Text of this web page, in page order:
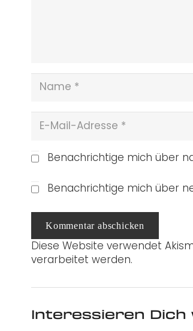
Benachrichtige mich über
Benachrichtige mich über
Kommentar abschicken
Diese Website verwendet
verarbeitet werden.
Interessieren